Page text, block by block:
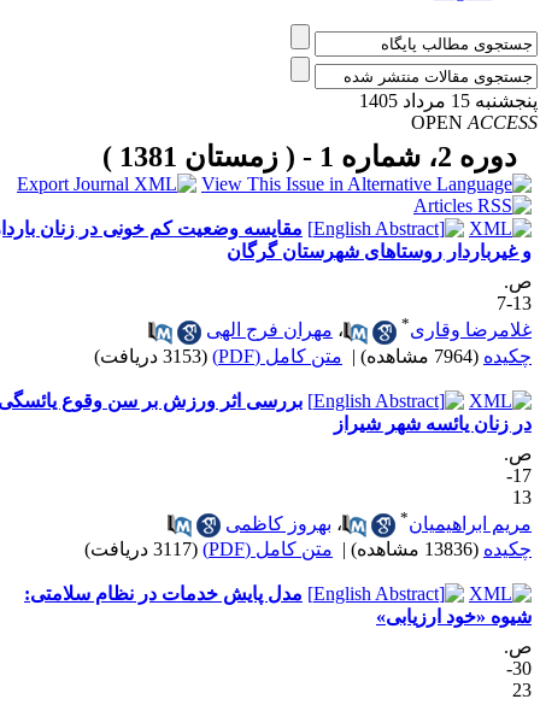
15 مرداد 1405
OPEN
دوره 2، شماره 1 - ( زمستان 1381 )
مقایسه وضعیت کم خونی در زنان باردار
غیرباردار روستاهای شهرستان گرگان
وقاری * ،مهران فرج الهی
(7964 مشاهده) | متن کامل (PDF) (3153 دریافت)
بررسی اثر ورزش بر سن وقوع یائسگی
زنان یائسه شهر شیراز
17-
ابراهیمیان * ،بهروز کاظمی
(13836 مشاهده) | متن کامل (PDF) (3117 دریافت)
مدل پایش خدمات در نظام سلامتی:
«خود ارزیابی»
30-